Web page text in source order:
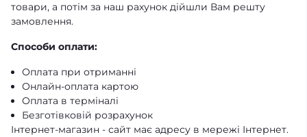
товари, а потім за наш рахунок дійшли Вам решту
замовлення.
Способи оплати:
Оплата при отриманні
Онлайн-оплата картою
Оплата в терміналі
Безготівковій розрахунок
Інтернет-магазин - сайт має адресу в мережі Інтернет.